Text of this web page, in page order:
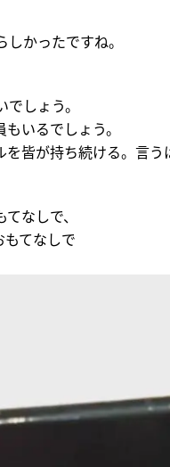
かったですね。
しょう。
いるでしょう。
皆が持ち続ける。言う
なしで、
もてなしで